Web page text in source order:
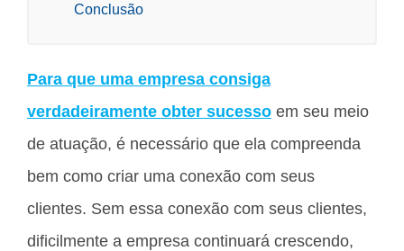
Conclusão
Para que uma empresa consiga
verdadeiramente obter sucesso em seu meio
de atuação, é necessário que ela compreenda
bem como criar uma conexão com seus
clientes. Sem essa conexão com seus clientes,
dificilmente a empresa continuará crescendo,